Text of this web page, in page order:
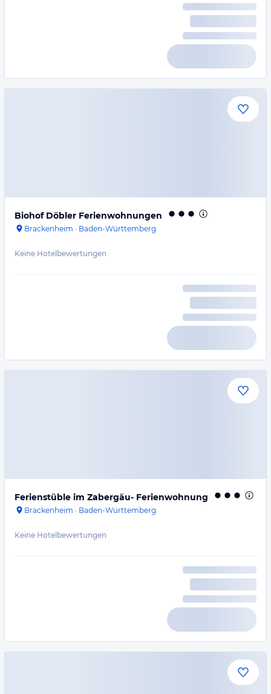
Biohof Döbler Ferienwohnungen
Brackenheim · Baden-Württemberg
Keine Hotelbewertungen
Ferienstüble im Zabergäu- Ferienwohnung
Brackenheim · Baden-Württemberg
Keine Hotelbewertungen